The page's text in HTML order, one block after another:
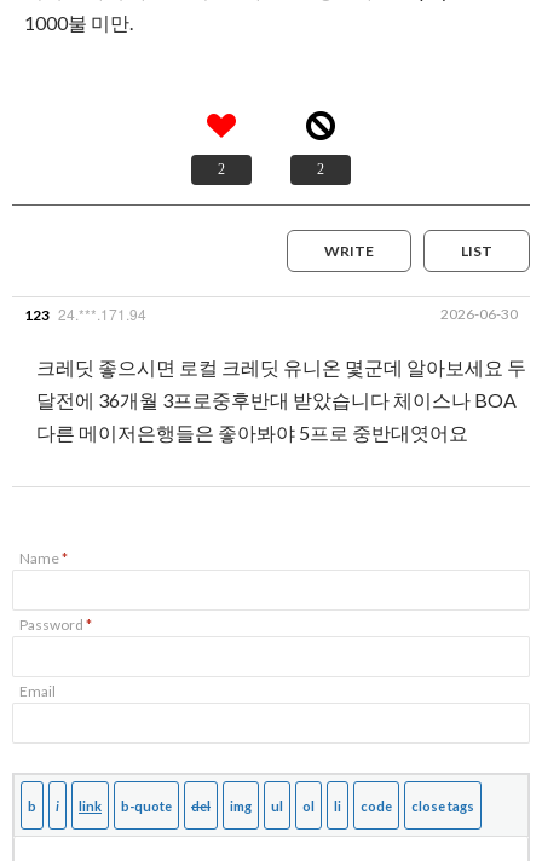
1000불 미만.
2 2
LIST
WRITE
123 24.***.171.94 2026-06-30
크레딧 좋으시면 로컬 크레딧 유니온 몇군데 알아보세요 두
달전에 36개월 3프로중후반대 받았습니다 체이스나 BOA
다른 메이저은행들은 좋아봐야 5프로 중반대엿어요
Name*
Password *
Email